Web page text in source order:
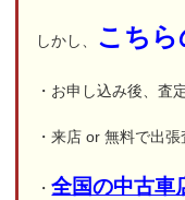
しかし、 こちら
・お申し込み後、査
・来店 or 無料で出張
・全国の中古車